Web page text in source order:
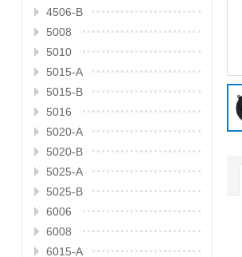
4506-B
5008
5010
5015-A
5015-B
5016
5020-A
5020-B
5025-A
5025-B
6006
6008
6015-A